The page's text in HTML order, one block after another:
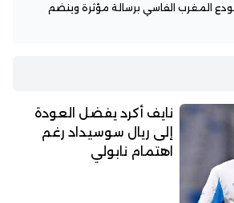
المغرب الفاسي برسالة مؤثرة وينضم
نايف أكرد يفضل العودة
إلى ريال سوسيداد رغم
اهتمام نابولي